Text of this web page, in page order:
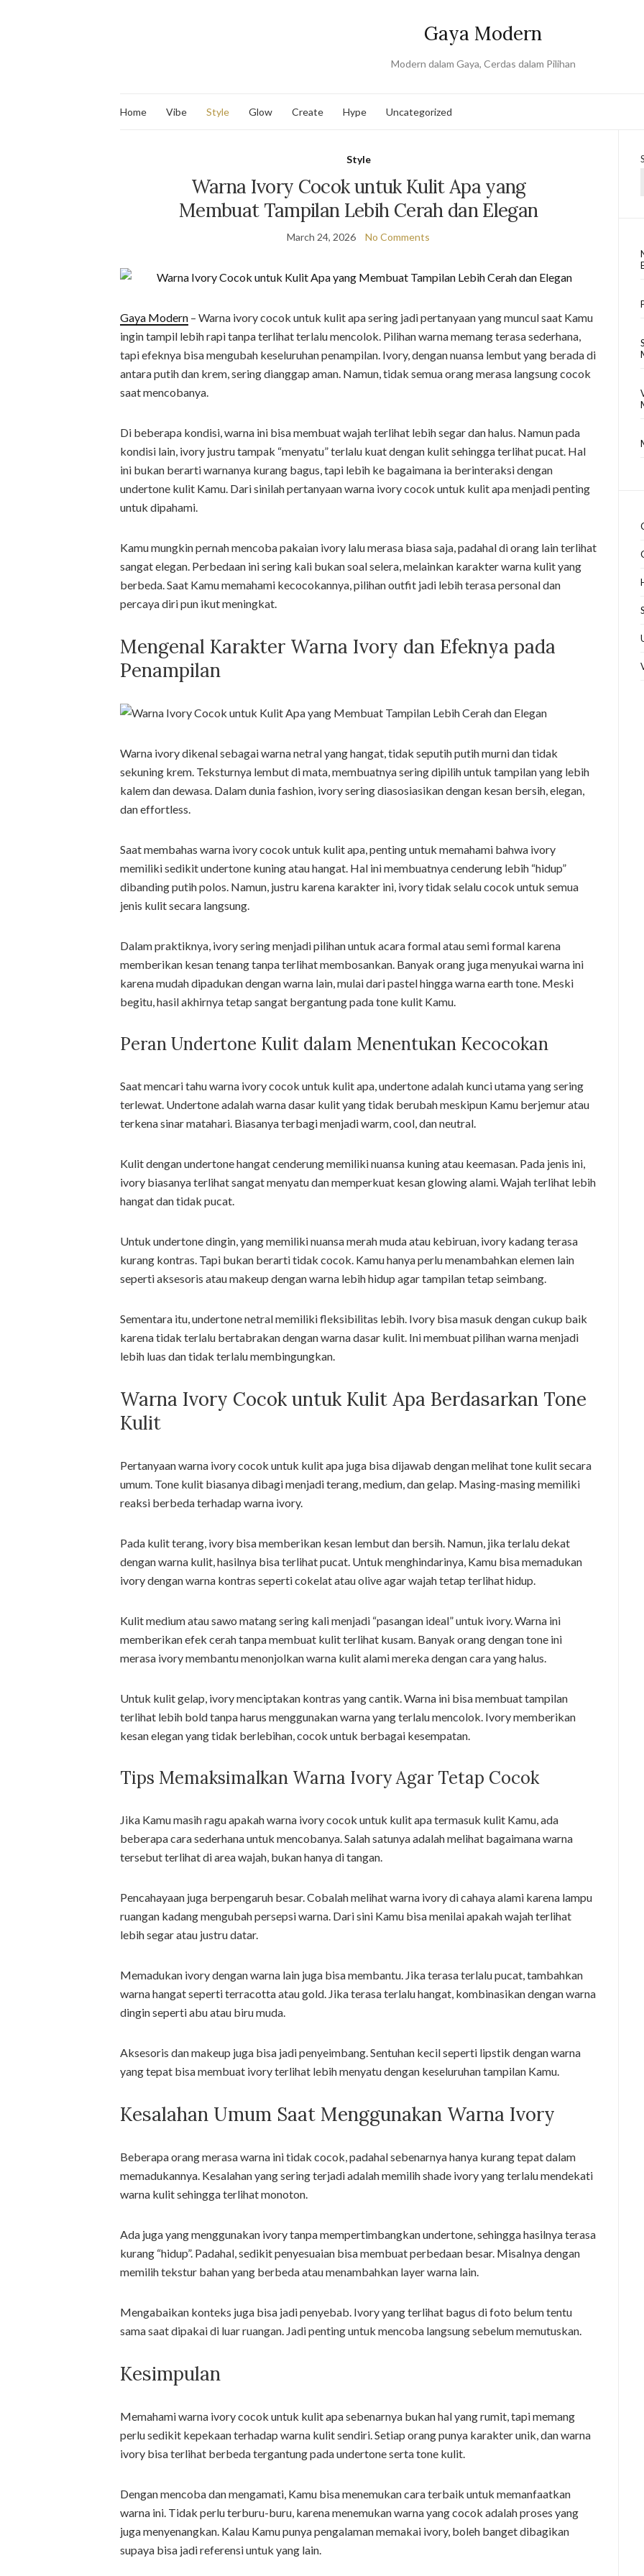
Gaya Modern
Modern dalam Gaya, Cerdas dalam Pilihan
Home Vibe Style Glow Create Hype Uncategorized
Style
Warna Ivory Cocok untuk Kulit Apa yang
Membuat Tampilan Lebih Cerah dan Elegan
March 24, 2026 No Comments
Gaya Modern – Warna ivory cocok untuk kulit apa sering jadi pertanyaan yang muncul saat Kamu
ingin tampil lebih rapi tanpa terlihat terlalu mencolok. Pilihan warna memang terasa sederhana,
tapi efeknya bisa mengubah keseluruhan penampilan. Ivory, dengan nuansa lembut yang berada di
antara putih dan krem, sering dianggap aman. Namun, tidak semua orang merasa langsung cocok
saat mencobanya.
Di beberapa kondisi, warna ini bisa membuat wajah terlihat lebih segar dan halus. Namun pada
kondisi lain, ivory justru tampak “menyatu” terlalu kuat dengan kulit sehingga terlihat pucat. Hal
ini bukan berarti warnanya kurang bagus, tapi lebih ke bagaimana ia berinteraksi dengan
undertone kulit Kamu. Dari sinilah pertanyaan warna ivory cocok untuk kulit apa menjadi penting
untuk dipahami.
Kamu mungkin pernah mencoba pakaian ivory lalu merasa biasa saja, padahal di orang lain terlihat
sangat elegan. Perbedaan ini sering kali bukan soal selera, melainkan karakter warna kulit yang
berbeda. Saat Kamu memahami kecocokannya, pilihan outfit jadi lebih terasa personal dan
percaya diri pun ikut meningkat.
Mengenal Karakter Warna Ivory dan Efeknya pada
Penampilan
Warna ivory dikenal sebagai warna netral yang hangat, tidak seputih putih murni dan tidak
sekuning krem. Teksturnya lembut di mata, membuatnya sering dipilih untuk tampilan yang lebih
kalem dan dewasa. Dalam dunia fashion, ivory sering diasosiasikan dengan kesan bersih, elegan,
dan effortless.
Saat membahas warna ivory cocok untuk kulit apa, penting untuk memahami bahwa ivory
memiliki sedikit undertone kuning atau hangat. Hal ini membuatnya cenderung lebih “hidup”
dibanding putih polos. Namun, justru karena karakter ini, ivory tidak selalu cocok untuk semua
jenis kulit secara langsung.
Dalam praktiknya, ivory sering menjadi pilihan untuk acara formal atau semi formal karena
memberikan kesan tenang tanpa terlihat membosankan. Banyak orang juga menyukai warna ini
karena mudah dipadukan dengan warna lain, mulai dari pastel hingga warna earth tone. Meski
begitu, hasil akhirnya tetap sangat bergantung pada tone kulit Kamu.
Peran Undertone Kulit dalam Menentukan Kecocokan
Saat mencari tahu warna ivory cocok untuk kulit apa, undertone adalah kunci utama yang sering
terlewat. Undertone adalah warna dasar kulit yang tidak berubah meskipun Kamu berjemur atau
terkena sinar matahari. Biasanya terbagi menjadi warm, cool, dan neutral.
Kulit dengan undertone hangat cenderung memiliki nuansa kuning atau keemasan. Pada jenis ini,
ivory biasanya terlihat sangat menyatu dan memperkuat kesan glowing alami. Wajah terlihat lebih
hangat dan tidak pucat.
Untuk undertone dingin, yang memiliki nuansa merah muda atau kebiruan, ivory kadang terasa
kurang kontras. Tapi bukan berarti tidak cocok. Kamu hanya perlu menambahkan elemen lain
seperti aksesoris atau makeup dengan warna lebih hidup agar tampilan tetap seimbang.
Sementara itu, undertone netral memiliki fleksibilitas lebih. Ivory bisa masuk dengan cukup baik
karena tidak terlalu bertabrakan dengan warna dasar kulit. Ini membuat pilihan warna menjadi
lebih luas dan tidak terlalu membingungkan.
Warna Ivory Cocok untuk Kulit Apa Berdasarkan Tone
Kulit
Pertanyaan warna ivory cocok untuk kulit apa juga bisa dijawab dengan melihat tone kulit secara
umum. Tone kulit biasanya dibagi menjadi terang, medium, dan gelap. Masing-masing memiliki
reaksi berbeda terhadap warna ivory.
Pada kulit terang, ivory bisa memberikan kesan lembut dan bersih. Namun, jika terlalu dekat
dengan warna kulit, hasilnya bisa terlihat pucat. Untuk menghindarinya, Kamu bisa memadukan
ivory dengan warna kontras seperti cokelat atau olive agar wajah tetap terlihat hidup.
Kulit medium atau sawo matang sering kali menjadi “pasangan ideal” untuk ivory. Warna ini
memberikan efek cerah tanpa membuat kulit terlihat kusam. Banyak orang dengan tone ini
merasa ivory membantu menonjolkan warna kulit alami mereka dengan cara yang halus.
Untuk kulit gelap, ivory menciptakan kontras yang cantik. Warna ini bisa membuat tampilan
terlihat lebih bold tanpa harus menggunakan warna yang terlalu mencolok. Ivory memberikan
kesan elegan yang tidak berlebihan, cocok untuk berbagai kesempatan.
Tips Memaksimalkan Warna Ivory Agar Tetap Cocok
Jika Kamu masih ragu apakah warna ivory cocok untuk kulit apa termasuk kulit Kamu, ada
beberapa cara sederhana untuk mencobanya. Salah satunya adalah melihat bagaimana warna
tersebut terlihat di area wajah, bukan hanya di tangan.
Pencahayaan juga berpengaruh besar. Cobalah melihat warna ivory di cahaya alami karena lampu
ruangan kadang mengubah persepsi warna. Dari sini Kamu bisa menilai apakah wajah terlihat
lebih segar atau justru datar.
Memadukan ivory dengan warna lain juga bisa membantu. Jika terasa terlalu pucat, tambahkan
warna hangat seperti terracotta atau gold. Jika terasa terlalu hangat, kombinasikan dengan warna
dingin seperti abu atau biru muda.
Aksesoris dan makeup juga bisa jadi penyeimbang. Sentuhan kecil seperti lipstik dengan warna
yang tepat bisa membuat ivory terlihat lebih menyatu dengan keseluruhan tampilan Kamu.
Kesalahan Umum Saat Menggunakan Warna Ivory
Beberapa orang merasa warna ini tidak cocok, padahal sebenarnya hanya kurang tepat dalam
memadukannya. Kesalahan yang sering terjadi adalah memilih shade ivory yang terlalu mendekati
warna kulit sehingga terlihat monoton.
Ada juga yang menggunakan ivory tanpa mempertimbangkan undertone, sehingga hasilnya terasa
kurang “hidup”. Padahal, sedikit penyesuaian bisa membuat perbedaan besar. Misalnya dengan
memilih tekstur bahan yang berbeda atau menambahkan layer warna lain.
Mengabaikan konteks juga bisa jadi penyebab. Ivory yang terlihat bagus di foto belum tentu
sama saat dipakai di luar ruangan. Jadi penting untuk mencoba langsung sebelum memutuskan.
Kesimpulan
Memahami warna ivory cocok untuk kulit apa sebenarnya bukan hal yang rumit, tapi memang
perlu sedikit kepekaan terhadap warna kulit sendiri. Setiap orang punya karakter unik, dan warna
ivory bisa terlihat berbeda tergantung pada undertone serta tone kulit.
Dengan mencoba dan mengamati, Kamu bisa menemukan cara terbaik untuk memanfaatkan
warna ini. Tidak perlu terburu-buru, karena menemukan warna yang cocok adalah proses yang
juga menyenangkan. Kalau Kamu punya pengalaman memakai ivory, boleh banget dibagikan
supaya bisa jadi referensi untuk yang lain.